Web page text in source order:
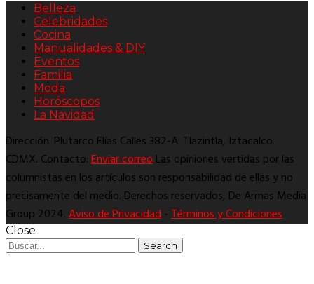
Belleza
Celebridades
Cocina
Manualidades & DIY
Eventos
Familia
Moda
Horóscopos
La Navidad
Dirección: Plutarco Elías Calles 382-A. Tlazintla, Iztacalco.
CDMX. Contacto:Enviar correoLas opiniones vertidas por las
columnistas en los artículos son responsabilidad de ellas y no
precisamente del medio. Derechos reservados, De Armas Media
Group 2024.Aviso de Privacidad-Términos y Condiciones
Close